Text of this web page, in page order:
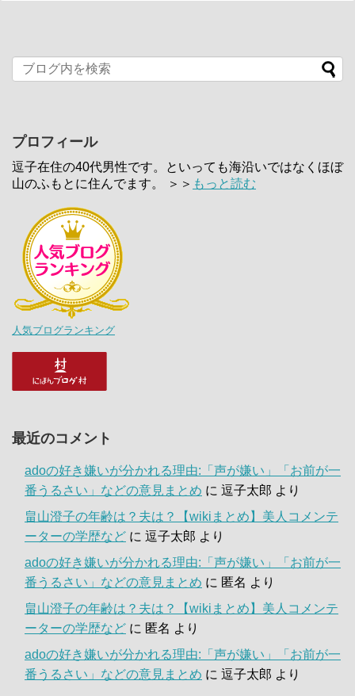
プロフィール
逗子在住の40代男性です。といっても海沿いではなくほぼ
山のふもとに住んでます。 ＞＞ もっと読む
人気ブログランキング
最近のコメント
adoの好き嫌いが分かれる理由:「声が嫌い」「お前が一
番うるさい」などの意見まとめ に 逗子太郎 より
畠山澄子の年齢は？夫は？【wikiまとめ】美人コメンテ
ーターの学歴など に 逗子太郎 より
adoの好き嫌いが分かれる理由:「声が嫌い」「お前が一
番うるさい」などの意見まとめ に 匿名 より
畠山澄子の年齢は？夫は？【wikiまとめ】美人コメンテ
ーターの学歴など に 匿名 より
adoの好き嫌いが分かれる理由:「声が嫌い」「お前が一
番うるさい」などの意見まとめ に 逗子太郎 より